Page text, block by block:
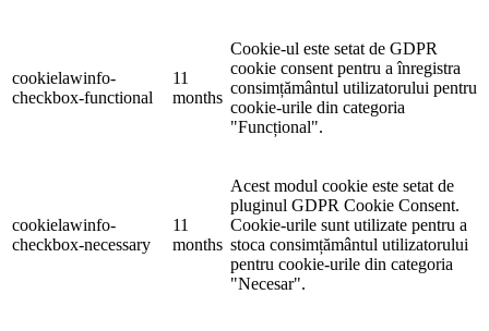
cookielawinfo-
checkbox-functional
11
months
Cookie-ul este setat de GDPR
cookie consent pentru a înregistra
consimțământul utilizatorului pentru
cookie-urile din categoria
"Funcțional".
cookielawinfo-
checkbox-necessary
11
months
Acest modul cookie este setat de
pluginul GDPR Cookie Consent.
Cookie-urile sunt utilizate pentru a
stoca consimțământul utilizatorului
pentru cookie-urile din categoria
"Necesar".